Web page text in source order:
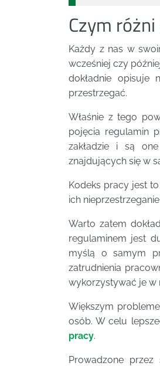
Czym
Każdy z nas w
wcześniej czy
dokładnie
przestrzegać.
Właśnie z tego
pojęcia regulamin
zakładzie i są
znajdujących się w
Kodeks pracy jest
ich
Warto zatem
regulaminem jest
myślą o samym
zatrudnienia
wykorzystywać je w
Większym
osób. W celu
pracy.
Prowadzone przez